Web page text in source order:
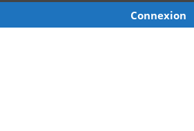
Connexion